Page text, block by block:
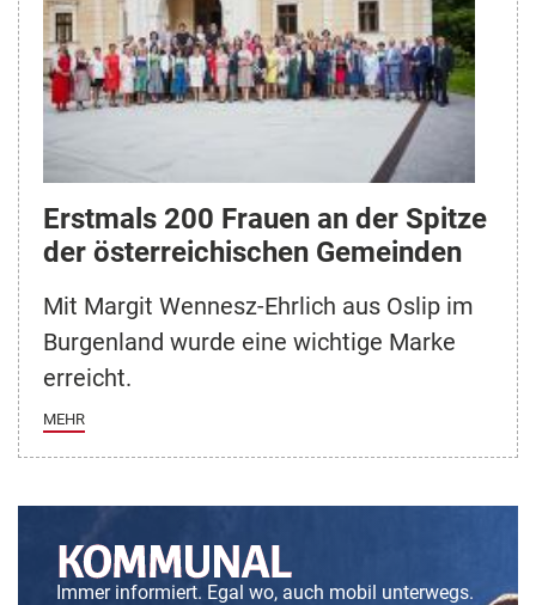
Erstmals 200 Frauen an der Spitze
der österreichischen Gemeinden
Mit Margit Wennesz-Ehrlich aus Oslip im
Burgenland wurde eine wichtige Marke
erreicht.
MEHR
Immer informiert. Egal wo, auch mobil unterwegs.